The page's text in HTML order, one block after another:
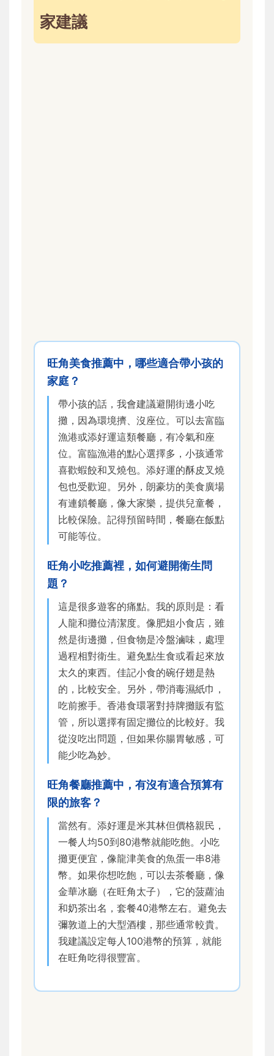
家建議
旺角美食推薦中，哪些適合帶小孩的
家庭？
帶小孩的話，我會建議避開街邊小吃
攤，因為環境擠、沒座位。可以去富臨
漁港或添好運這類餐廳，有冷氣和座
位。富臨漁港的點心選擇多，小孩通常
喜歡蝦餃和叉燒包。添好運的酥皮叉燒
包也受歡迎。另外，朗豪坊的美食廣場
有連鎖餐廳，像大家樂，提供兒童餐，
比較保險。記得預留時間，餐廳在飯點
可能等位。
旺角小吃推薦裡，如何避開衛生問
題？
這是很多遊客的痛點。我的原則是：看
人龍和攤位清潔度。像肥姐小食店，雖
然是街邊攤，但食物是冷盤滷味，處理
過程相對衛生。避免點生食或看起來放
太久的東西。佳記小食的碗仔翅是熱
的，比較安全。另外，帶消毒濕紙巾，
吃前擦手。香港食環署對持牌攤販有監
管，所以選擇有固定攤位的比較好。我
從沒吃出問題，但如果你腸胃敏感，可
能少吃為妙。
旺角餐廳推薦中，有沒有適合預算有
限的旅客？
當然有。添好運是米其林但價格親民，
一餐人均50到80港幣就能吃飽。小吃
攤更便宜，像龍津美食的魚蛋一串8港
幣。如果你想吃飽，可以去茶餐廳，像
金華冰廳（在旺角太子），它的菠蘿油
和奶茶出名，套餐40港幣左右。避免去
彌敦道上的大型酒樓，那些通常較貴。
我建議設定每人100港幣的預算，就能
在旺角吃得很豐富。